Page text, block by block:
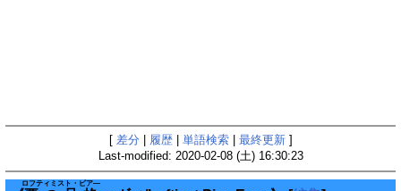
[ 差分 履歴| 単語検索| 最終更新]
Last-modified: 2020-02-08 (土) 16:30:23
ロフティミスト・ピア―